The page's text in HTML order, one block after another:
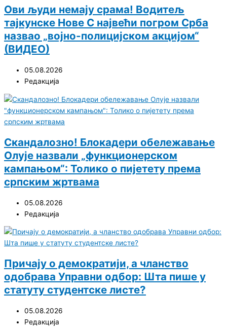
Ови људи немају срама! Водитељ
тајкунске Нове С највећи погром Срба
назвао „војно-полицијском акцијом“
(ВИДЕО)
05.08.2026
Редакција
Скандалозно! Блокадери обележавање
Олује назвали „функционерском
кампањом“: Толико о пијетету према
српским жртвама
05.08.2026
Редакција
Причају о демократији, а чланство
одобрава Управни одбор: Шта пише у
статуту студентске листе?
05.08.2026
Редакција